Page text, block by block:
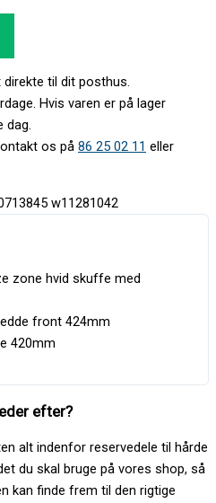
til dit posthus.
Hvis varen er på lager
dag.
os på 86 25 02 11 eller
w11281042
zone hvid skuffe med
front 424mm
420mm
efter?
alt indenfor reservedele til hårde
du skal bruge på vores shop, så
kan finde frem til den rigtige